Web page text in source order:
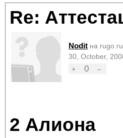
Re:
Nodit на rugo.ru
30, October,
+
0 –
2 Алиона